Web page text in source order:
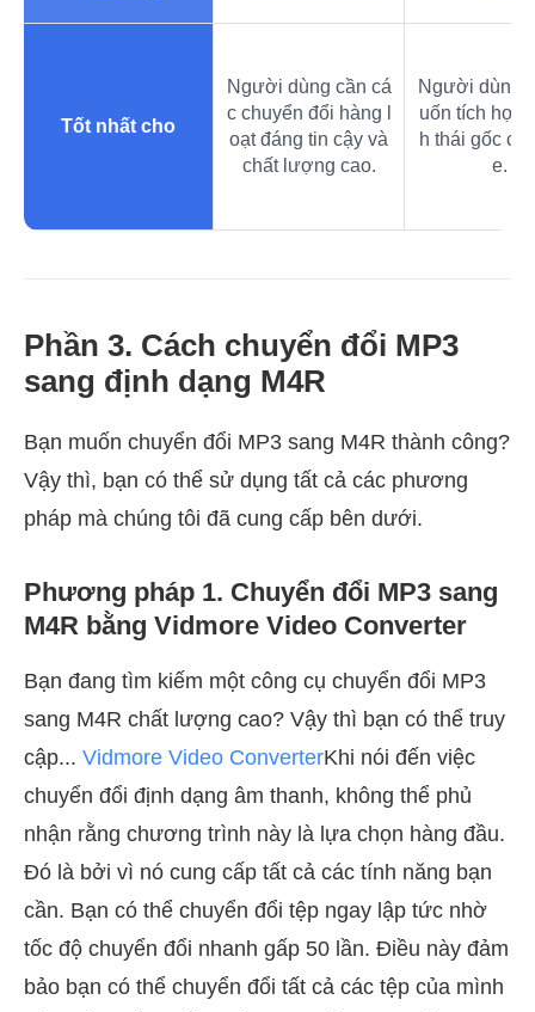
Tốt nhất cho
Người dùng cần cá
c chuyển đổi hàng l
oạt đáng tin cậy và
chất lượng cao.
Người dùng
uốn tích hợp
h thái gốc
e.
Phần 3. Cách chuyển đổi MP3
sang định dạng M4R
Bạn muốn chuyển đổi MP3 sang M4R thành công?
Vậy thì, bạn có thể sử dụng tất cả các phương
pháp mà chúng tôi đã cung cấp bên dưới.
Phương pháp 1. Chuyển đổi MP3 sang
M4R bằng Vidmore Video Converter
Bạn đang tìm kiếm một công cụ chuyển đổi MP3
sang M4R chất lượng cao? Vậy thì bạn có thể truy
cập... Vidmore Video ConverterKhi nói đến việc
chuyển đổi định dạng âm thanh, không thể phủ
nhận rằng chương trình này là lựa chọn hàng đầu.
Đó là bởi vì nó cung cấp tất cả các tính năng bạn
cần. Bạn có thể chuyển đổi tệp ngay lập tức nhờ
tốc độ chuyển đổi nhanh gấp 50 lần. Điều này đảm
bảo bạn có thể chuyển đổi tất cả các tệp của mình